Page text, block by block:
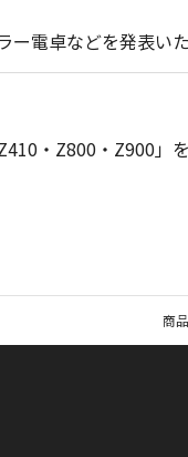
ー電卓などを発表い
・Z800・Z900」
商